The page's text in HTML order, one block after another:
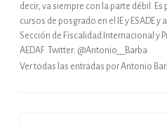
decir, va siempre con la parte débil.
cursos de posgrado en el IE y ESADE
Sección de Fiscalidad Internacional y
AEDAF. Twitter: @Antonio__Barba
Ver todas las entradas por Antonio